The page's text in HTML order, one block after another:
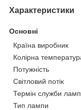
Характеристики
Основні
Країна виробник
Колірна
Потужність
Світловий потік
Термін служби ламп
Тип лампи